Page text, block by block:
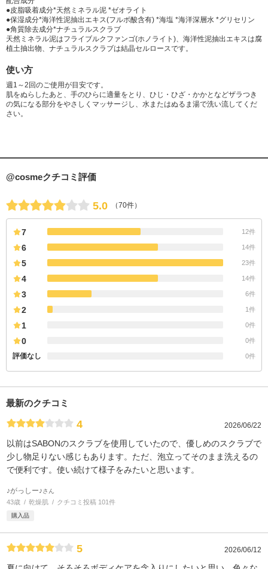
●皮脂吸着成分*天然ミネラル泥 *ゼオライト
●保湿成分*海洋性泥抽出エキス(フルボ酸含有) *海塩 *海洋深層水 *グリセリン
●角質除去成分*ナチュラルスクラブ
天然ミネラル泥はフライブルクファンゴ(ホノライト)、海洋性泥抽出エキスは腐
植土抽出物、ナチュラルスクラブは結晶セルロースです。
使い方
週1～2回のご使用が目安です。
肌をぬらしたあと、手のひらに適量をとり、ひじ・ひざ・かかとなどザラつき
の気になる部分をやさしくマッサージし、水またはぬるま湯で洗い流してくだ
さい。
@cosmeクチコミ評価
5.0 （70件）
7 12件
6 14件
5 23件
4 14件
3 6件
2 1件
1 0件
0 0件
評価なし 0件
最新のクチコミ
4 2026/06/22
以前はSABONのスクラブを使用していたので、優しめのスクラブで
少し物足りない感じもあります。ただ、泡立ってそのまま洗えるの
で便利です。使い続けて様子をみたいと思います。
♪がっしー♪さん
43歳 乾燥肌 クチコミ投稿 101件
購入品
5 2026/06/12